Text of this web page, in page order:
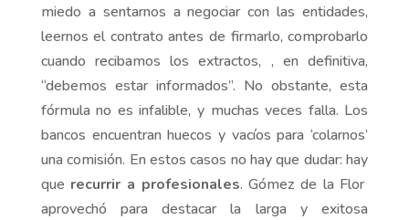
miedo a sentarnos a negociar con las entidades,
leernos el contrato antes de firmarlo, comprobarlo
cuando recibamos los extractos, , en definitiva,
“debemos estar informados”. No obstante, esta
fórmula no es infalible, y muchas veces falla. Los
bancos encuentran huecos y vacíos para ‘colarnos’
una comisión. En estos casos no hay que dudar: hay
que recurrir a profesionales. Gómez de la Flor
aprovechó para destacar la larga y exitosa